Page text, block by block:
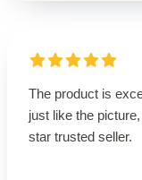
The product is
just like the
star trusted seller.